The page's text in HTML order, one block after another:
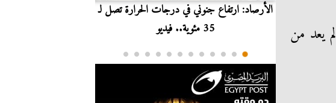
أن السلالة الأصلية للفيروس المسبب لـ Covid-19 لم يعد من
الأرصاد: ارتفاع جنوني في درجات الحرارة تصل لـ
35 مئوية.. فيديو